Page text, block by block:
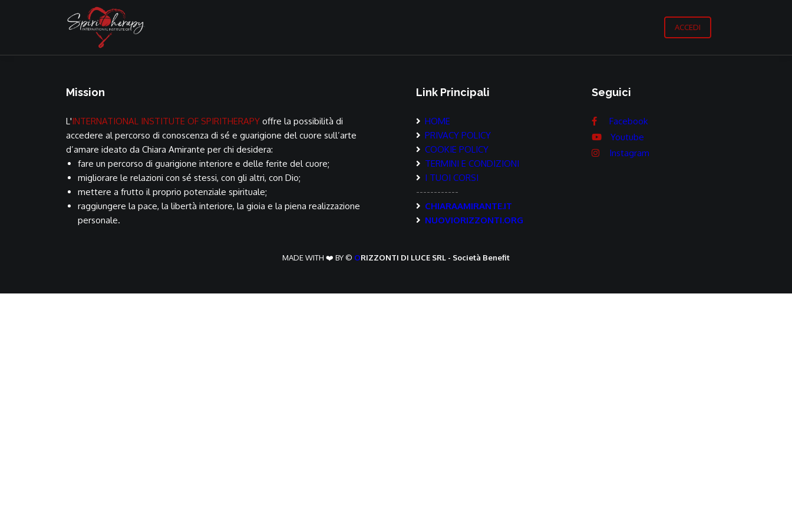
ACCEDI
Mission
L'INTERNATIONAL INSTITUTE OF SPIRITHERAPY offre la possibilità di
accedere al percorso di conoscenza di sé e guarigione del cuore sull’arte
d’amare ideato da Chiara Amirante per chi desidera:
fare un percorso di guarigione interiore e delle ferite del cuore;
migliorare le relazioni con sé stessi, con gli altri, con Dio;
mettere a frutto il proprio potenziale spirituale;
raggiungere la pace, la libertà interiore, la gioia e la piena realizzazione
personale.
Link Principali
HOME
PRIVACY POLICY
COOKIE POLICY
TERMINI E CONDIZIONI
I TUOI CORSI
------------
CHIARAAMIRANTE.IT
NUOVIORIZZONTI.ORG
Seguici
Facebook
Youtube
Instagram
MADE WITH ❤️ BY © ORIZZONTI DI LUCE SRL - Società Benefit